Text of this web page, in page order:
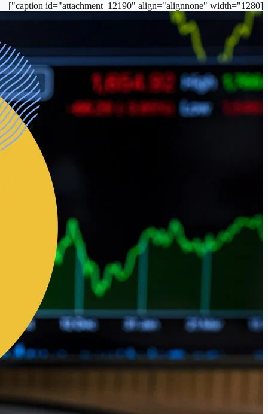
[caption id="attachment_12190" align="alignnone" width="1280"]